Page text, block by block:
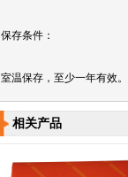
保存条件：
室温保存，至少一年有效。
相关产品